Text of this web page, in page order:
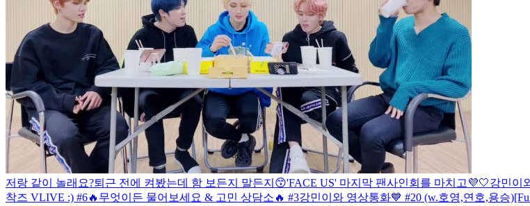
저랑 같이 놀래요?퇴근 전에 켜봤는데 함 보든지 말든지😙'FACE US' 마지막 팬사인회를 마치고💜🤍강민이
착즈 VLIVE :) #6🔥무엇이든 물어보세요 & 고민 상담소🔥 #3강민이와 영상통화💙 #20 (w.호영,연호,용승)